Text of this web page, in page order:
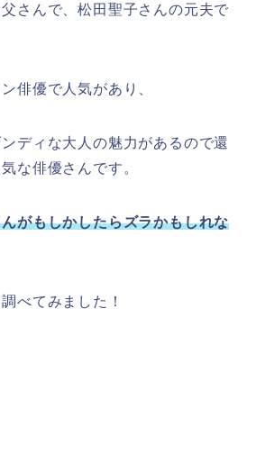
さんで、松田聖子さんの元夫で
俳優で人気があり、
ディな大人の魅力があるので還
な俳優さんです。
がもしかしたらズラかもしれな
べてみました！